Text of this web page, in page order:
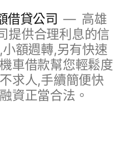
借貸公司
高雄
提供合理利息的信
額週轉,另有快速
車借款幫您輕鬆度
求人,手續簡便快
資正當合法。